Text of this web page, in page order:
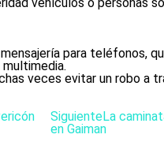
para teléfonos,
veces evitar un robo a
SiguienteLa
en Gaiman